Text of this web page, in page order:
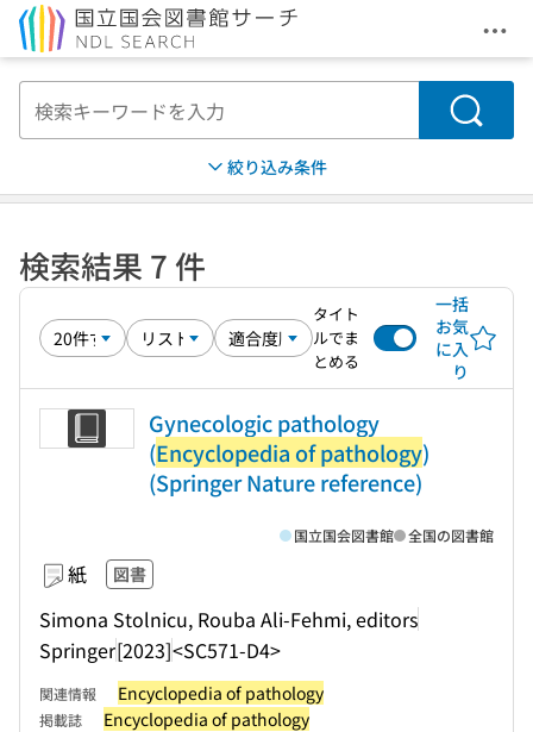
メ
検索
絞り込み条件
検索結果 7 件
タイト
ルでま
とめる
一括
お気
に入
り
Gynecologic pathology
(Encyclopedia of pathology)
(Springer Nature reference)
紙 図書
Simona Stolnicu, Rouba Ali-Fehmi, editors
Springer[2023]<SC571-D4>
国立国会図書館 全国の図書館
関連情報 Encyclopedia of pathology
掲載誌 Encyclopedia of pathology